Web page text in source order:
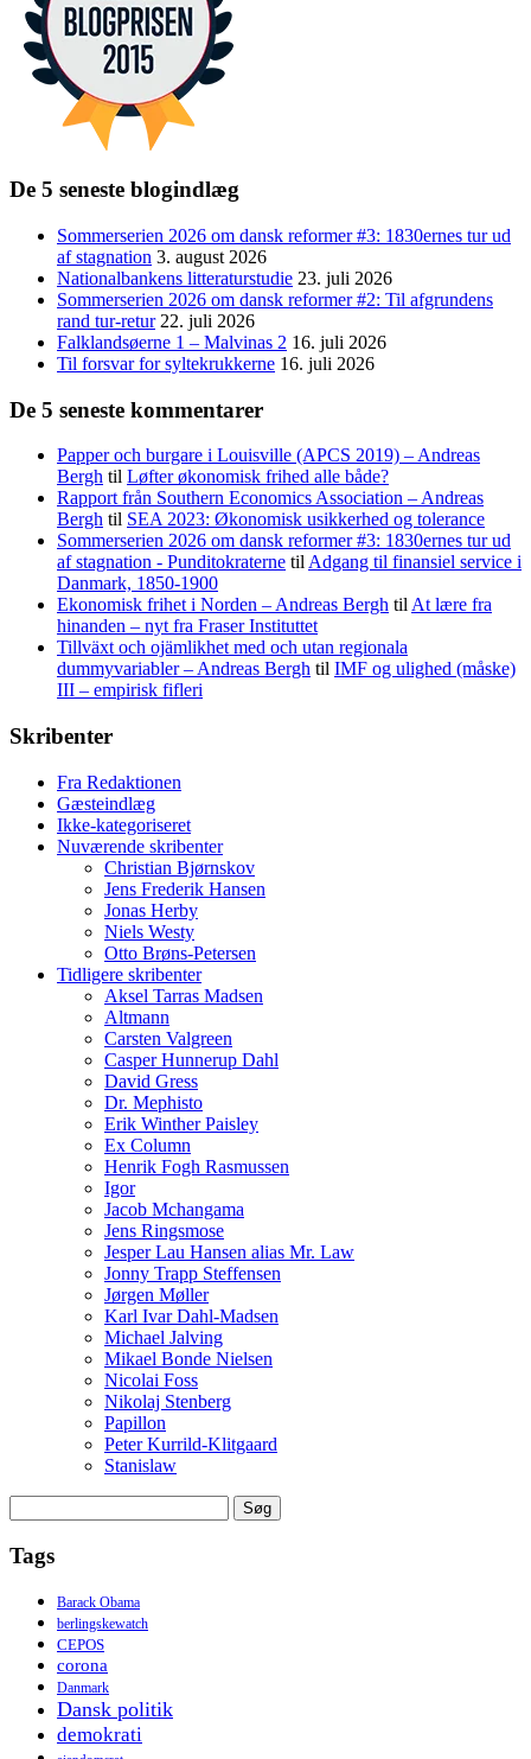
De 5 seneste blogindlæg
Sommerserien 2026 om dansk reformer #3: 1830ernes tur ud
af stagnation 3. august 2026
Nationalbankens litteraturstudie 23. juli 2026
Sommerserien 2026 om dansk reformer #2: Til afgrundens
rand tur-retur 22. juli 2026
Falklandsøerne 1 – Malvinas 2 16. juli 2026
Til forsvar for syltekrukkerne 16. juli 2026
De 5 seneste kommentarer
Papper och burgare i Louisville (APCS 2019) – Andreas
Bergh til Løfter økonomisk frihed alle både?
Rapport från Southern Economics Association – Andreas
Bergh til SEA 2023: Økonomisk usikkerhed og tolerance
Sommerserien 2026 om dansk reformer #3: 1830ernes tur ud
af stagnation - Punditokraterne tilAdgang til finansiel service i
Danmark, 1850-1900
Ekonomisk frihet i Norden – Andreas Bergh tilAt lære fra
hinanden – nyt fra Fraser Instituttet
Tillväxt och ojämlikhet med och utan regionala
dummyvariabler – Andreas Bergh til IMF og ulighed (måske)
III – empirisk fifleri
Skribenter
Fra Redaktionen
Gæsteindlæg
Ikke-kategoriseret
Nuværende skribenter
Christian Bjørnskov
Jens Frederik Hansen
Jonas Herby
Niels Westy
Otto Brøns-Petersen
Tidligere skribenter
Aksel Tarras Madsen
Altmann
Carsten Valgreen
Casper Hunnerup Dahl
David Gress
Dr. Mephisto
Erik Winther Paisley
Ex Column
Henrik Fogh Rasmussen
Igor
Jacob Mchangama
Jens Ringsmose
Jesper Lau Hansen alias Mr. Law
Jonny Trapp Steffensen
Jørgen Møller
Karl Ivar Dahl-Madsen
Michael Jalving
Mikael Bonde Nielsen
Nicolai Foss
Nikolaj Stenberg
Papillon
Peter Kurrild-Klitgaard
Stanislaw
efter:
Tags
Barack Obama
berlingskewatch
CEPOS
corona
Danmark
Dansk politik
demokrati